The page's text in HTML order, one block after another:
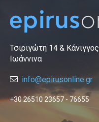
Τσιριγώτη 14 & Κάνιγγος
Ιωάννινα
info@epirusonline.gr
+30 26510 23657 - 76655